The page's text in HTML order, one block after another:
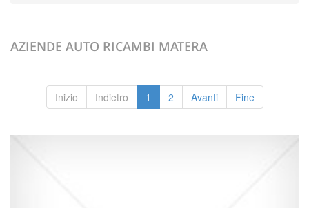
AZIENDE AUTO RICAMBI MATERA
Inizio Indietro 1 2 Avanti Fine